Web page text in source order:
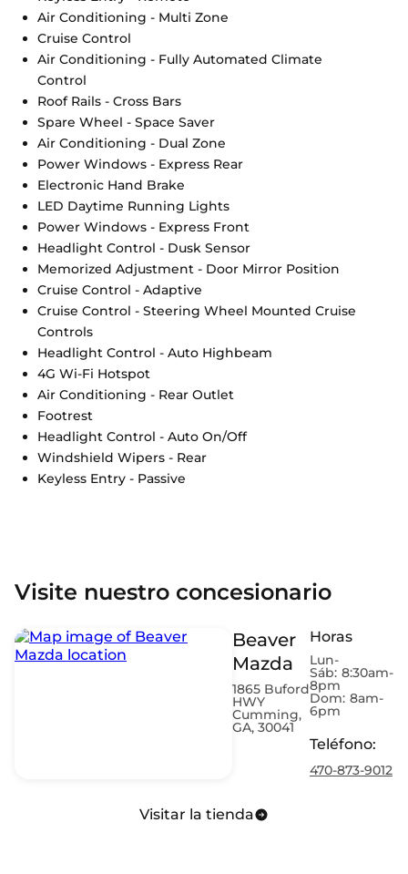
Air Conditioning - Multi Zone
Cruise Control
Air Conditioning - Fully Automated Climate
Control
Roof Rails - Cross Bars
Spare Wheel - Space Saver
Air Conditioning - Dual Zone
Power Windows - Express Rear
Electronic Hand Brake
LED Daytime Running Lights
Power Windows - Express Front
Headlight Control - Dusk Sensor
Memorized Adjustment - Door Mirror Position
Cruise Control - Adaptive
Cruise Control - Steering Wheel Mounted Cruise
Controls
Headlight Control - Auto Highbeam
4G Wi-Fi Hotspot
Air Conditioning - Rear Outlet
Footrest
Headlight Control - Auto On/Off
Windshield Wipers - Rear
Keyless Entry - Passive
Visite nuestro concesionario
Beaver
Mazda
1865 Buford
HWY
Cumming,
GA, 30041
Horas
Lun-
Sáb: 8:30am-
8pm
Dom: 8am-
6pm
Teléfono:
470-873-9012
Visitar la tienda